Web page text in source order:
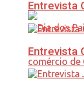
Entrevista
Entrevista